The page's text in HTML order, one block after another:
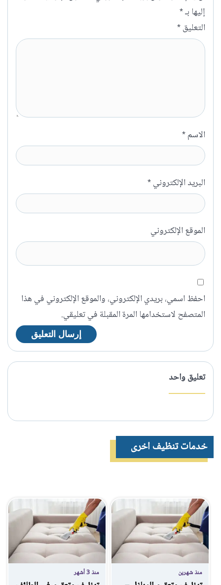
إليها بـ*
التعليق*
الاسم*
البريد الإلكتروني*
الموقع الإلكتروني
احفظ اسمي، بريدي الإلكتروني، والموقع الإلكتروني في هذا
المتصفح لاستخدامها المرة المقبلة في تعليقي.
تعليق واحد
خدمات تنظيف اخرى
منذ شهرين منذ 3 أشهر